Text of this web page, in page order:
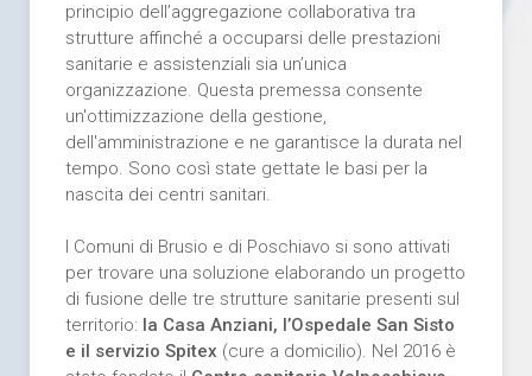
principio dell’aggregazione collaborativa tra
strutture affinché a occuparsi delle prestazioni
sanitarie e assistenziali sia un’unica
organizzazione. Questa premessa consente
un'ottimizzazione della gestione,
dell'amministrazione e ne garantisce la durata nel
tempo. Sono così state gettate le basi per la
nascita dei centri sanitari.
I Comuni di Brusio e di Poschiavo si sono attivati
per trovare una soluzione elaborando un progetto
di fusione delle tre strutture sanitarie presenti sul
territorio: la Casa Anziani, l’Ospedale San Sisto
e il servizio Spitex (cure a domicilio). Nel 2016 è